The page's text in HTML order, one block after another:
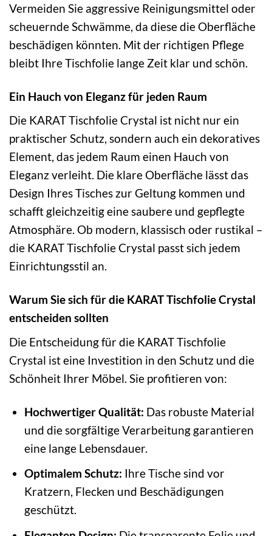
Vermeiden Sie aggressive Reinigungsmittel oder
scheuernde Schwämme, da diese die Oberfläche
beschädigen könnten. Mit der richtigen Pflege
bleibt Ihre Tischfolie lange Zeit klar und schön.
Ein Hauch von Eleganz für jeden Raum
Die KARAT Tischfolie Crystal ist nicht nur ein
praktischer Schutz, sondern auch ein dekoratives
Element, das jedem Raum einen Hauch von
Eleganz verleiht. Die klare Oberfläche lässt das
Design Ihres Tisches zur Geltung kommen und
schafft gleichzeitig eine saubere und gepflegte
Atmosphäre. Ob modern, klassisch oder rustikal –
die KARAT Tischfolie Crystal passt sich jedem
Einrichtungsstil an.
Warum Sie sich für die KARAT Tischfolie Crystal
entscheiden sollten
Die Entscheidung für die KARAT Tischfolie
Crystal ist eine Investition in den Schutz und die
Schönheit Ihrer Möbel. Sie profitieren von:
Hochwertiger Qualität: Das robuste Material
und die sorgfältige Verarbeitung garantieren
eine lange Lebensdauer.
Optimalem Schutz: Ihre Tische sind vor
Kratzern, Flecken und Beschädigungen
geschützt.